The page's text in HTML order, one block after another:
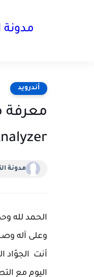
مدونة
أندرويد
مدونة
الحمد لله
وعلى آله
أنت الجوّاد